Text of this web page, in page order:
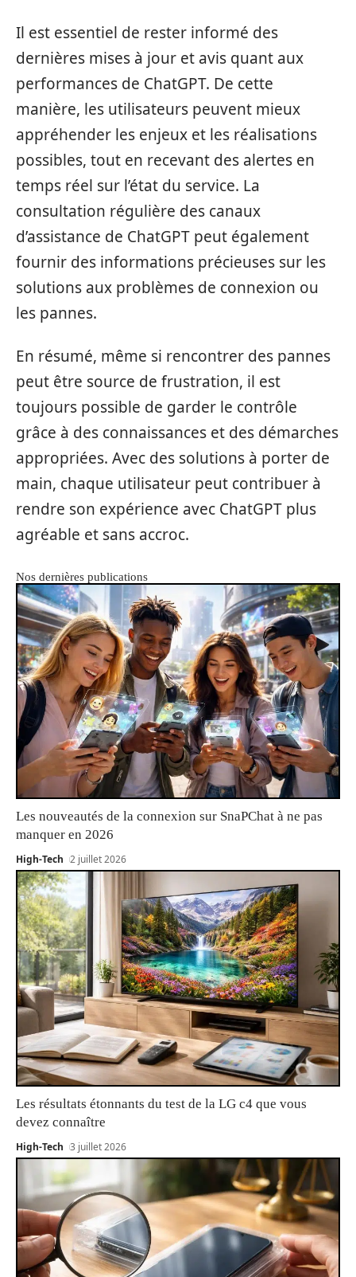
Il est essentiel de rester informé des
dernières mises à jour et avis quant aux
performances de ChatGPT. De cette
manière, les utilisateurs peuvent mieux
appréhender les enjeux et les réalisations
possibles, tout en recevant des alertes en
temps réel sur l’état du service. La
consultation régulière des canaux
d’assistance de ChatGPT peut également
fournir des informations précieuses sur les
solutions aux problèmes de connexion ou
les pannes.
En résumé, même si rencontrer des pannes
peut être source de frustration, il est
toujours possible de garder le contrôle
grâce à des connaissances et des démarches
appropriées. Avec des solutions à porter de
main, chaque utilisateur peut contribuer à
rendre son expérience avec ChatGPT plus
agréable et sans accroc.
Nos dernières publications
Les nouveautés de la connexion sur SnaPChat à ne pas
manquer en 2026
High-Tech 2 juillet 2026
Les résultats étonnants du test de la LG c4 que vous
devez connaître
High-Tech 3 juillet 2026